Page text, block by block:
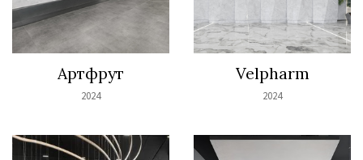
Артфрут
2024
Velpharm
2024